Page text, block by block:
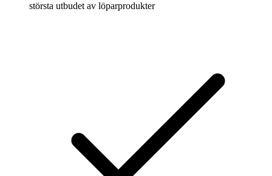
största utbudet av löparprodukter